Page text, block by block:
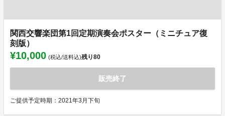
関西交響楽団第1回定期演奏会ポスター（ミニチュア復
刻版）
¥10,000 (税込/送料込)残り80
販売終了
ご提供予定時期：2021年3月下旬